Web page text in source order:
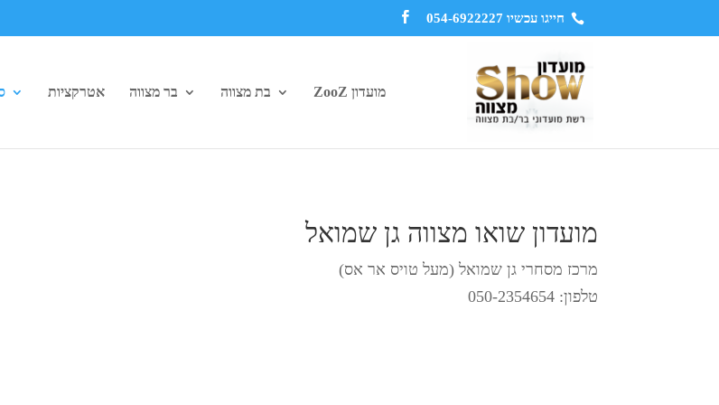
חייגו עכשיו 054-6922227
מועדון ZooZ בת מצווה בר מצווה אטרקציות
מועדון שואו מצווה גן שמואל
מרכז מסחרי גן שמואל (מעל טויס אר אס)
טלפון: 050-2354654